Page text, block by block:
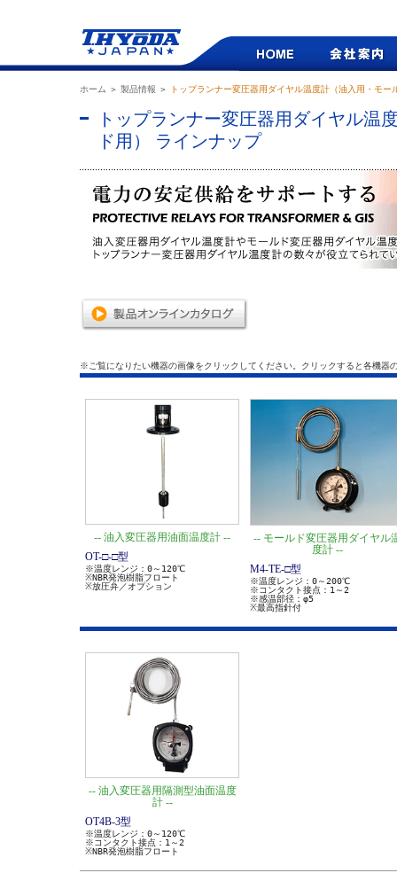
ホーム ＞ 製品情報 ＞ トップランナー変圧器用ダイヤル温度計（油入用・モー
トップランナー変圧器用ダイヤル温
ド用） ラインナップ
※ご覧になりたい機器の画像をクリックしてください。クリックすると各機器
-- 油入変圧器用油面温度計 --
OT-□-□型
※温度レンジ：0～120℃
※NBR発泡樹脂フロート
※放圧弁／オプション
-- モールド変圧器用ダイヤル
度計 --
M4-TE-□型
※温度レンジ：0～200℃
※コンタクト接点：1～2
※感温部径：φ5
※最高指針付
-- 油入変圧器用隔測型油面温度
計 --
OT4B-3型
※温度レンジ：0～120℃
※コンタクト接点：1～2
※NBR発泡樹脂フロート